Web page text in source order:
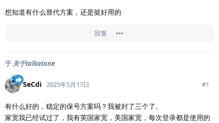
想知道有什么替代方案，还是挺好用的
回复
于 关于talkatone
SeCdi 2025年5月17日 #1
有什么好的，稳定的保号方案吗？我被封了三个了。
家宽我已经试过了，我有英国家宽，美国家宽，每次登录都是使用的